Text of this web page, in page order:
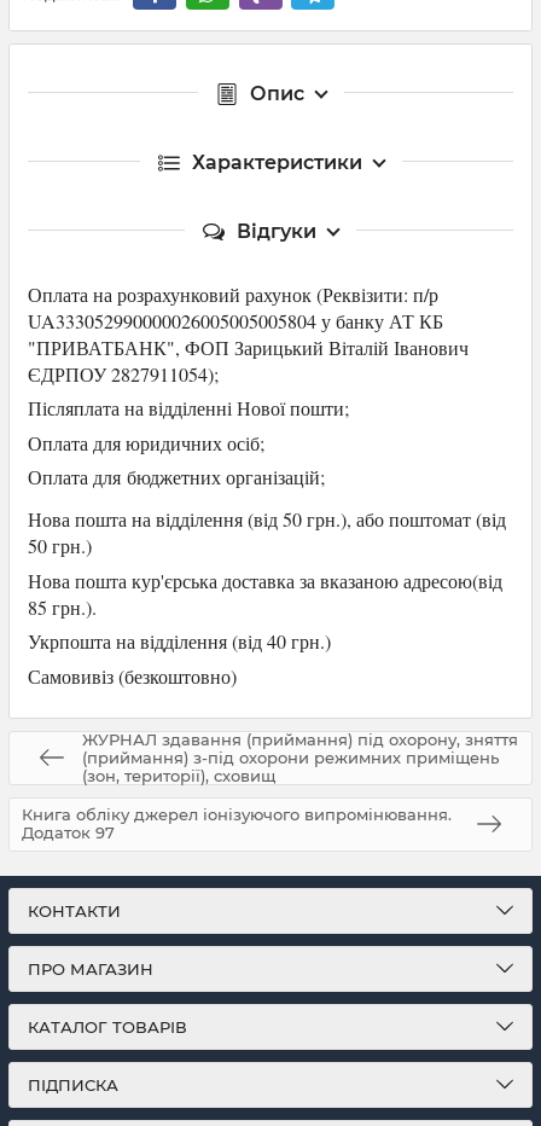
Опис
Характеристики
Відгуки
Оплата на розрахунковий рахунок (Реквізити: п/р
UA333052990000026005005005804 у банку АТ КБ
"ПРИВАТБАНК", ФОП Зарицький Віталій Іванович
ЄДРПОУ 2827911054);
Післяплата на відділенні Нової пошти;
Оплата для юридичних осіб;
Оплата для бюджетних організацій;
Нова пошта на відділення (від 50 грн.), абопоштомат (від
50 грн.)
Нова пошта кур'єрська доставка за вказаною адресою(від
85 грн.).
Укрпошта на відділення (від 40 грн.)
Самовивіз (безкоштовно)
ЖУРНАЛ здавання (приймання) під охорону, зняття
(приймання) з-під охорони режимних приміщень
(зон, території), сховищ
Книга обліку джерел іонізуючого випромінювання.
Додаток 97
КОНТАКТИ
ПРО МАГАЗИН
КАТАЛОГ ТОВАРІВ
ПІДПИСКА